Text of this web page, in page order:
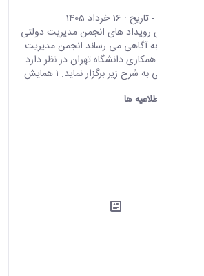
- تاریخ : 16 خرداد 1405
اطلاعیه برگزاری رویداد های انجمن مدیریت دولتی
ایران احتراما،ً به آگاهی می رساند انجمن مدیریت
دولتی ایران با همکاری دانشگاه تهران در نظر دارد
دو رویداد علمی به شرح زیر برگزار نماید: ۱ همایش
اطلاعیه ها